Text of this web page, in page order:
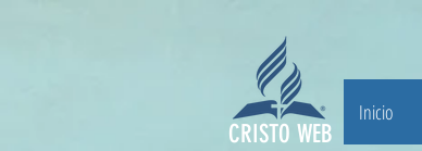
CRISTO WEB
Inicio